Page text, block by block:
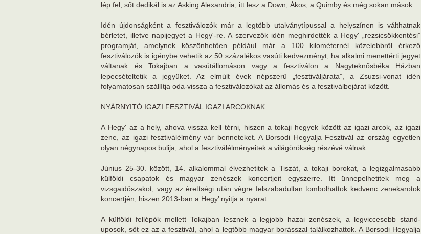
lép fel, sőt dedikál is az Asking Alexandria, itt lesz a Down, Ákos, a Quimby és még sokan mások.
Idén újdonságként a fesztiválozók már a legtöbb utalványtípussal a helyszínen is válthatnak
bérletet, illetve napijegyet a Hegy'-re. A szervezők idén meghirdették a Hegy' „rezsicsökkentési”
programját, amelynek köszönhetően például már a 100 kilométernél közelebbről érkező
fesztiválozók is igénybe vehetik az 50 százalékos vasúti kedvezményt, ha alkalmi menettérti jegyet
váltanak és Tokajban a vasútállomáson vagy a fesztiválon a Nagyteknősbéka Házban
lepecsételtetik a jegyüket. Az elmúlt évek népszerű „fesztiváljárata”, a Zsuzsi-vonat idén
folyamatosan szállítja oda-vissza a fesztiválozókat az állomás és a fesztiválbejárat között.
NYÁRNYITÓ IGAZI FESZTIVÁL IGAZI ARCOKNAK
A Hegy' az a hely, ahova vissza kell térni, hiszen a tokaji hegyek között az igazi arcok, az igazi
zene, az igazi fesztiválélmény vár benneteket. A Borsodi Hegyalja Fesztivál az ország egyetlen
olyan négynapos bulija, ahol a fesztiválélményeitek a világörökség részévé válnak.
Június 25-30. között, 14. alkalommal élvezhetitek a Tiszát, a tokaji borokat, a legizgalmasabb
külföldi csapatok és magyar zenészek koncertjeit egyszerre. Itt ünnepelhetitek meg a
vizsgaidőszakot, vagy az érettségi után végre felszabadultan tombolhattok kedvenc zenekarotok
koncertjén, hiszen 2013-ban a Hegy’ nyitja a nyarat.
A külföldi fellépők mellett Tokajban lesznek a legjobb hazai zenészek, a legviccesebb stand-
uposok, sőt ez az a fesztivál, ahol a legtöbb magyar borásszal találkozhattok. A Borsodi Hegyalja